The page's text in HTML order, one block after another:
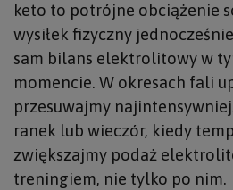
keto to potrójne obciążenie
wysiłek fizyczny
sam bilans elektrolitowy w
momencie. W okresach fali
przesuwajmy
ranek lub wieczór, kiedy
zwiększajmy podaż
treningiem, nie tylko po nim.